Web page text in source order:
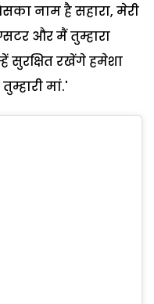
नाम है सहारा, मेरी
और मैं तुम्हारा
सुरक्षित रखेंगे हमेशा
मां.'